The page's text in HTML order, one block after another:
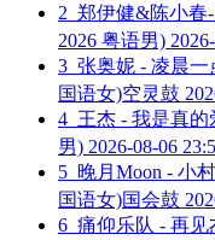
2 郑伊健&陈小春
2026 粤语男)
3 张奥妮 - 凌晨一
国语女)空灵鼓
4 王杰 - 我是真的
男) 2026-08-06
5 晚月Moon - 小
国语女)国会鼓
6 痛仰乐队 - 再见